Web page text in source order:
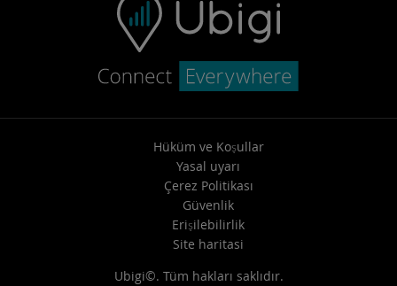
Hüküm ve Koşullar
Yasal uyarı
Çerez Politikası
Güvenlik
Erişilebilirlik
Site haritasi
Ubigi©. Tüm hakları saklıdır.